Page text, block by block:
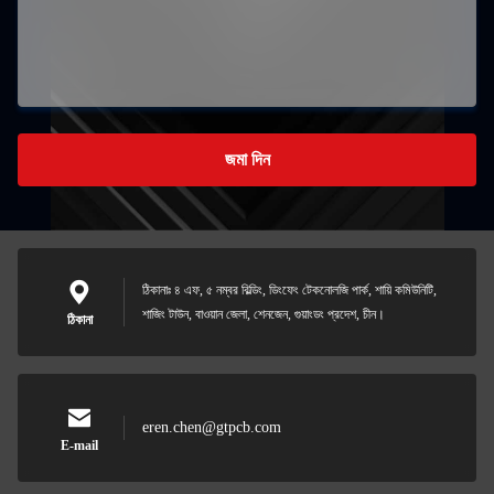
জমা দিন
ঠিকানা
ঠিকানাঃ ৪ এফ, ৫ নম্বর বিল্ডিং, ডিংফেং টেকনোলজি পার্ক, শায়ি কমিউনিটি,
শাজিং টাউন, বাওয়ান জেলা, শেনজেন, গুয়াংডং প্রদেশ, চীন।
E-mail
eren.chen@gtpcb.com